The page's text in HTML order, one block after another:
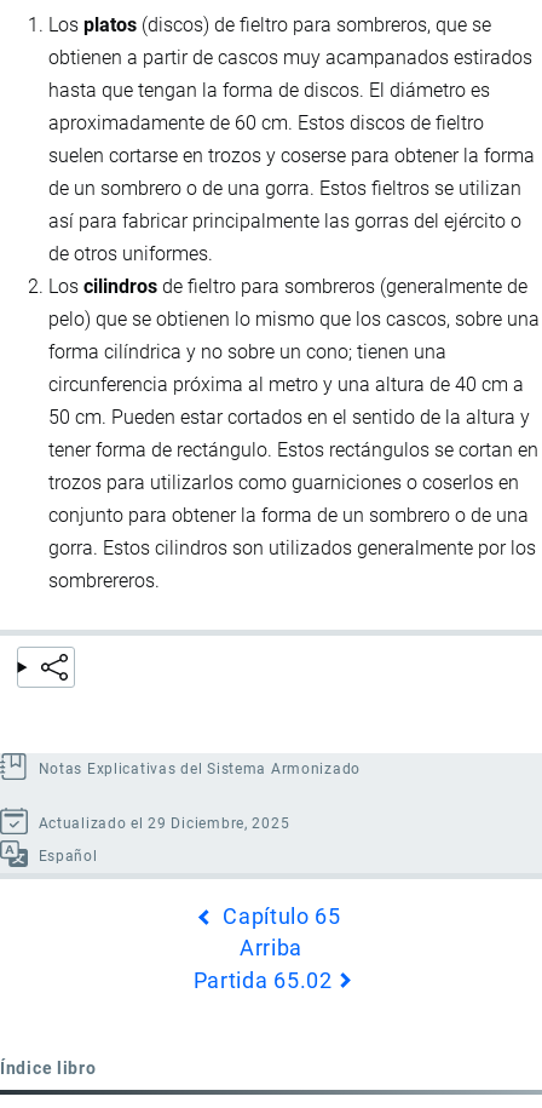
Los platos (discos) de fieltro para sombreros, que se
obtienen a partir de cascos muy acampanados estirados
hasta que tengan la forma de discos. El diámetro es
aproximadamente de 60 cm. Estos discos de fieltro
suelen cortarse en trozos y coserse para obtener la forma
de un sombrero o de una gorra. Estos fieltros se utilizan
así para fabricar principalmente las gorras del ejército o
de otros uniformes.
Los cilindros de fieltro para sombreros (generalmente de
pelo) que se obtienen lo mismo que los cascos, sobre una
forma cilíndrica y no sobre un cono; tienen una
circunferencia próxima al metro y una altura de 40 cm a
50 cm. Pueden estar cortados en el sentido de la altura y
tener forma de rectángulo. Estos rectángulos se cortan en
trozos para utilizarlos como guarniciones o coserlos en
conjunto para obtener la forma de un sombrero o de una
gorra. Estos cilindros son utilizados generalmente por los
sombrereros.
Notas Explicativas del Sistema Armonizado
Actualizado el 29 Diciembre, 2025
Español
Capítulo 65
Arriba
Partida 65.02
Índice libro